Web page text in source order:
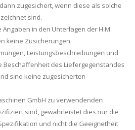
zugesichert, wenn diese als solche
sind.
in den Unterlagen der H.M.
keine Zusicherungen.
Leistungsbeschreibungen und
Beschaffenheit des Liefergegenstandes
sind keine zugesicherten
GmbH zu verwendenden
sind, gewährleistet dies nur die
und nicht die Geeignetheit